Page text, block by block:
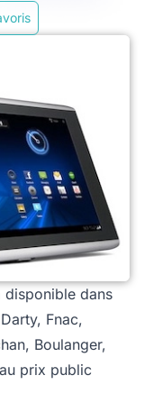
dans
Fnac,
Boulanger,
prix public